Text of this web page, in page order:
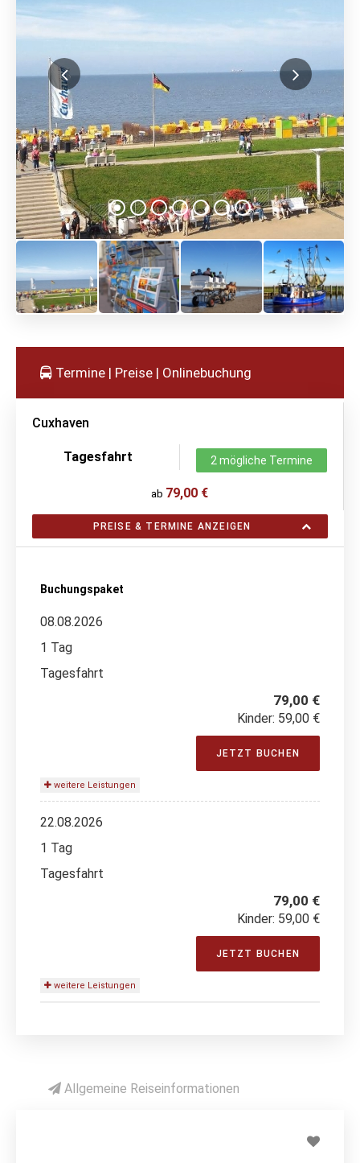
Termine | Preise | Onlinebuchung
Cuxhaven
Tagesfahrt 2 mögliche Termine
ab 79,00 €
PREISE & TERMINE ANZEIGEN
Buchungspaket
08.08.2026
1 Tag
Tagesfahrt
79,00 €
Kinder: 59,00 €
JETZT BUCHEN
weitere Leistungen
22.08.2026
1 Tag
Tagesfahrt
79,00 €
Kinder: 59,00 €
JETZT BUCHEN
weitere Leistungen
Allgemeine Reiseinformationen